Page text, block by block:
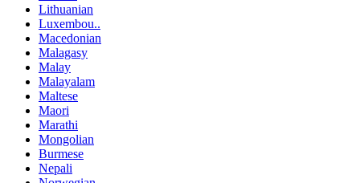
Lithuanian
Luxembou..
Macedonian
Malagasy
Malay
Malayalam
Maltese
Maori
Marathi
Mongolian
Burmese
Nepali